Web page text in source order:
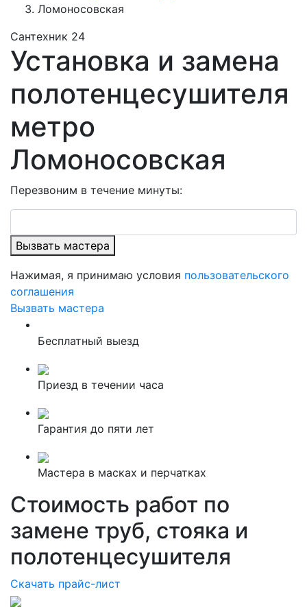
Ломоносовская
Сантехник 24
Установка и замена
полотенцесушителя
метро
Ломоносовская
Перезвоним в течение минуты:
Вызвать мастера
Нажимая, я принимаю условия пользовательского
соглашения
Вызвать мастера
Бесплатный выезд
Приезд в течении часа
Гарантия до пяти лет
Мастера в масках и перчатках
Стоимость работ по
замене труб, стояка и
полотенцесушителя
Скачать прайс-лист